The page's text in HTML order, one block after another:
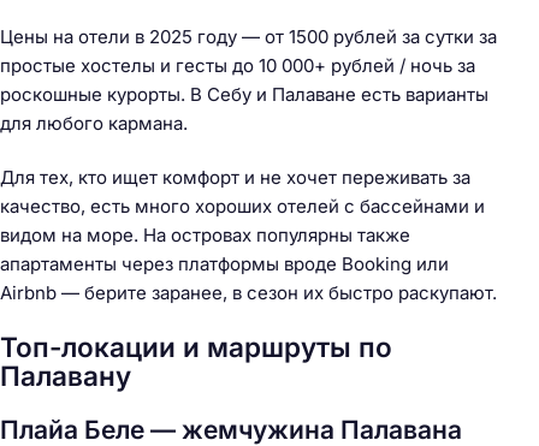
Цены на отели в 2025 году — от 1500 рублей за сутки за
простые хостелы и гесты до 10 000+ рублей / ночь за
роскошные курорты. В Себу и Палаване есть варианты
для любого кармана.
Для тех, кто ищет комфорт и не хочет переживать за
качество, есть много хороших отелей с бассейнами и
видом на море. На островах популярны также
апартаменты через платформы вроде Booking или
Airbnb — берите заранее, в сезон их быстро раскупают.
Топ-локации и маршруты по
Палавану
Плайа Беле — жемчужина Палавана